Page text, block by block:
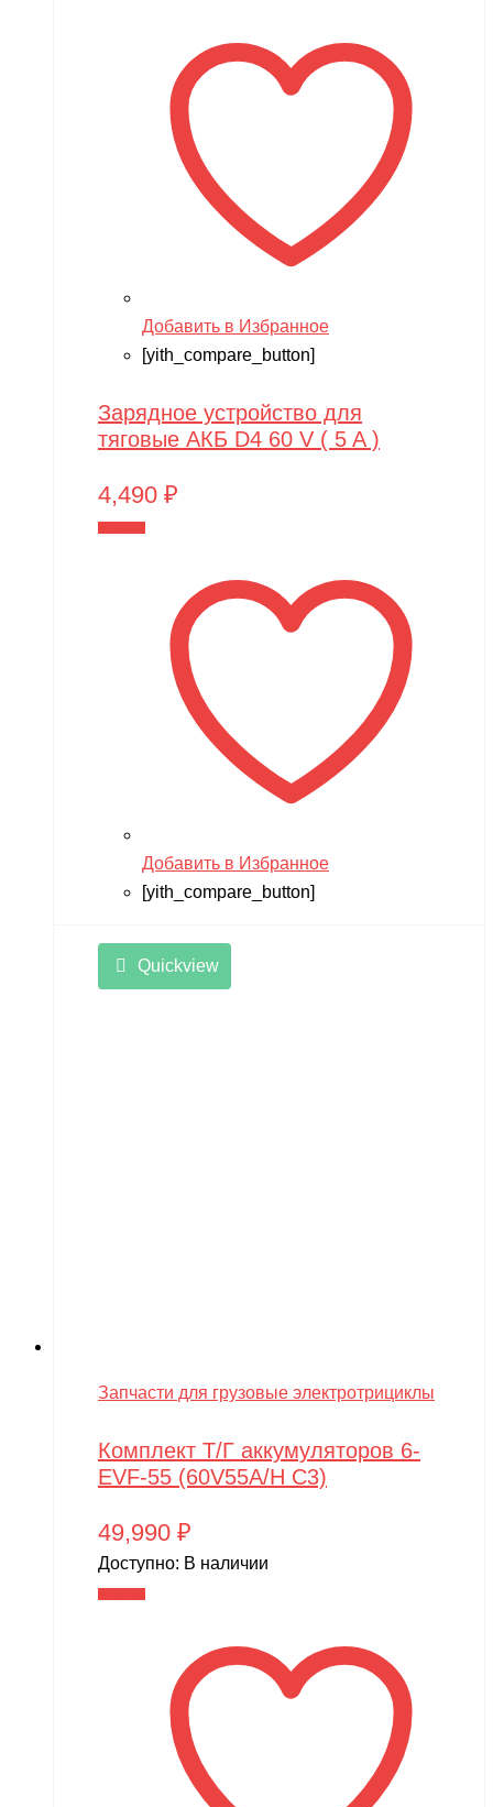
Добавить в Избранное
[yith_compare_button]
Зарядное устройство для
тяговые АКБ D4 60 V ( 5 A )
4,490 ₽
Добавить в Избранное
[yith_compare_button]
Quickview
Запчасти для грузовые электротрициклы
Комплект Т/Г аккумуляторов 6-
EVF-55 (60V55A/H C3)
49,990 ₽
Доступно: В наличии